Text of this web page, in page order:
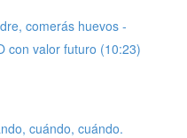
comerás huevos -
con valor futuro (10:23)
cuándo, cuándo.